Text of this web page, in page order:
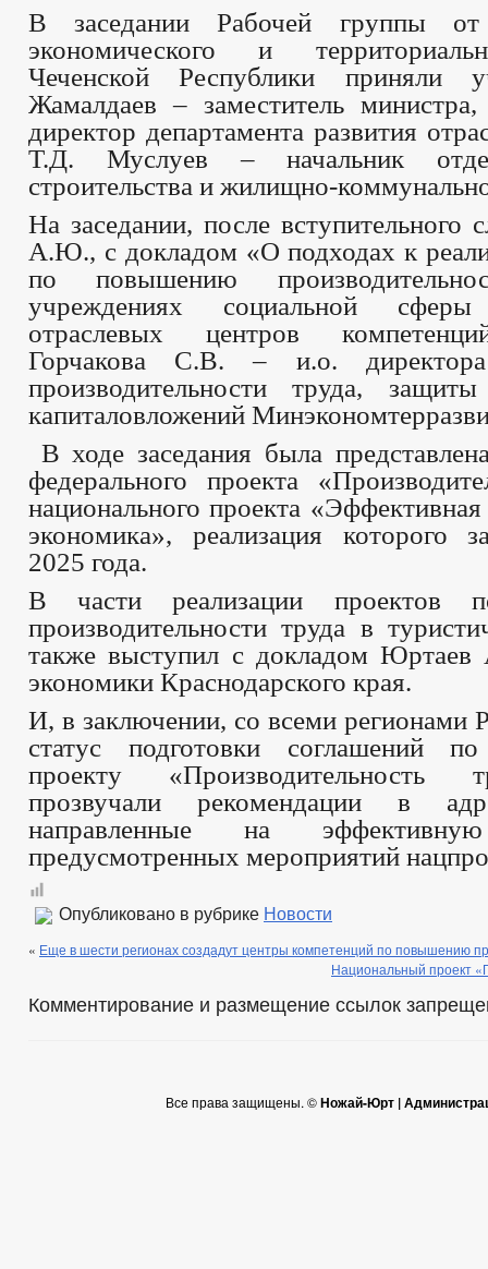
В заседании Рабочей группы от
экономического и
Чеченской Республики приняли
Жамалдаев – заместитель
директор департамента развития
Т.Д. Муслуев – начальник
строительства и жилищно-
На заседании, после вступительного
А.Ю., с докладом «О подходах к
по повышению
учреждениях социальной
отраслевых центров
Горчакова С.В. – и.о. директора
производительности труда,
капиталовложений
В ходе заседания была
федерального проекта
национального проекта
экономика», реализация которого
2025 года.
В части реализации проектов
производительности труда в
также выступил с докладом
экономики Краснодарского края.
И, в заключении, со всеми регионами
статус подготовки соглашений
проекту «Производительность
прозвучали рекомендации в
направленные на
предусмотренных мероприятий
Опубликовано в рубрике Новости
« Еще в шести регионах создадут центры компетенций по повышению
Национальный проект
Комментирование и размещение ссылок
Все права защищены. ©Ножай-Юрт |